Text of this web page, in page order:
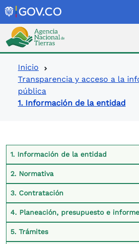
Logo Agencia Nacional de Tierras
Ruta de navegación
Inicio
Transparencia y acceso a la
pública
1. Información de la entidad
Contexto Ley de
1. Información de la entidad
2. Normativa
3. Contratación
4. Planeación, presupuesto e
5. Trámites